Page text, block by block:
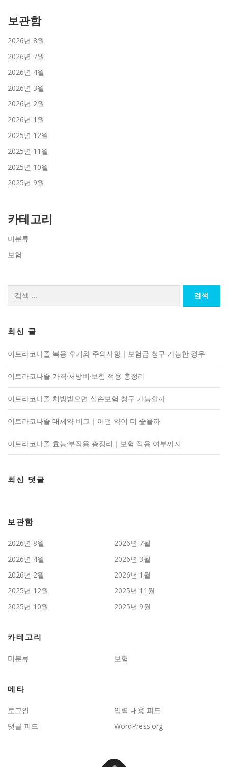
보관함
2026년 8월
2026년 7월
2026년 4월
2026년 3월
2026년 2월
2026년 1월
2025년 12월
2025년 11월
2025년 10월
2025년 9월
카테고리
미분류
보험
최신 글
이트라코나졸 복용 후기와 주의사항｜보험금 청구 가능한 경우
이트라코나졸 가격·처방비·보험 적용 총정리
이트라코나졸 처방받으면 실손보험 청구 가능할까
이트라코나졸 대체약 비교｜어떤 약이 더 좋을까
이트라코나졸 효능·부작용 총정리｜보험 적용 여부까지
최신 댓글
보관함
2026년 8월
2026년 7월
2026년 4월
2026년 3월
2026년 2월
2026년 1월
2025년 12월
2025년 11월
2025년 10월
2025년 9월
카테고리
미분류 보험
메타
로그인
입력 내용 피드
댓글 피드
WordPress.org